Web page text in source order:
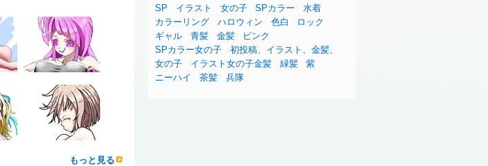
もっと見る
SP
イラスト 女の子 SPカラー
水着
カラーリング
ハロウィン 色白
ロック
ギャル
青髪 金髪
ピンク
SPカラー女の子
初投稿、イラスト、金髪、
女の子
イラスト女の子金髪 緑髪
紫
ニーハイ
茶髪 兵隊